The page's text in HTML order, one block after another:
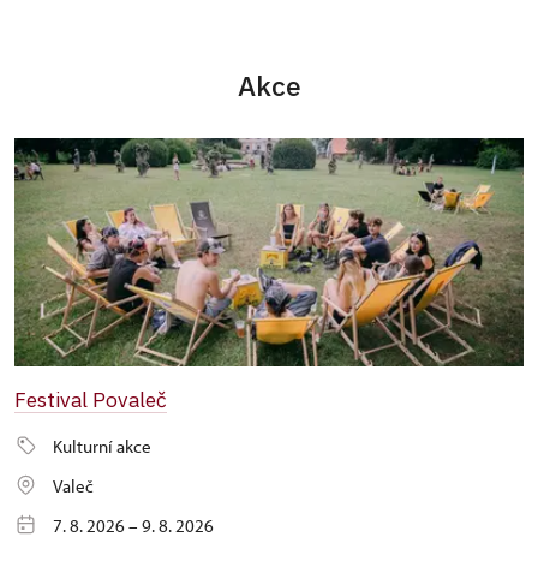
Akce
Festival Povaleč
Kulturní akce
Valeč
7. 8. 2026 – 9. 8. 2026